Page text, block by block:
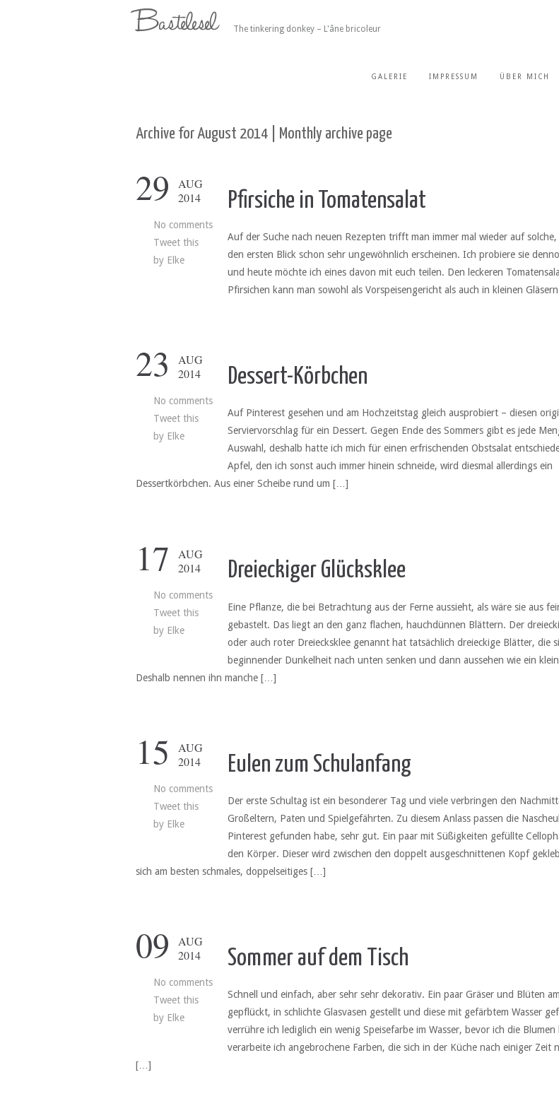
The tinkering donkey – L'âne bricoleur
GALERIE IMPRESSUM ÜBER MICH
Archive for August 2014 | Monthly archive page
29
AUG
2014
No comments
Tweet this
by Elke
Pfirsiche in Tomatensalat
Auf der Suche nach neuen Rezepten trifft man immer mal wieder auf
den ersten Blick schon sehr ungewöhnlich erscheinen. Ich probiere sie
und heute möchte ich eines davon mit euch teilen. Den leckeren
Pfirsichen kann man sowohl als Vorspeisengericht als auch in kleinen
23
AUG
2014
No comments
Tweet this
by Elke
Dessert-Körbchen
Auf Pinterest gesehen und am Hochzeitstag gleich ausprobiert – diesen
Serviervorschlag für ein Dessert. Gegen Ende des Sommers gibt es jede
Auswahl, deshalb hatte ich mich für einen erfrischenden Obstsalat
Apfel, den ich sonst auch immer hinein schneide, wird diesmal allerdings ein
Dessertkörbchen. Aus einer Scheibe rund um […]
17
AUG
2014
No comments
Tweet this
by Elke
Dreieckiger Glücksklee
Eine Pflanze, die bei Betrachtung aus der Ferne aussieht, als wäre sie aus
gebastelt. Das liegt an den ganz flachen, hauchdünnen Blättern. Der
oder auch roter Dreiecksklee genannt hat tatsächlich dreieckige Blätter, die
beginnender Dunkelheit nach unten senken und dann aussehen wie ein
Deshalb nennen ihn manche […]
15
AUG
2014
No comments
Tweet this
by Elke
Eulen zum Schulanfang
Der erste Schultag ist ein besonderer Tag und viele verbringen den
Großeltern, Paten und Spielgefährten. Zu diesem Anlass passen die
Pinterest gefunden habe, sehr gut. Ein paar mit Süßigkeiten gefüllte
den Körper. Dieser wird zwischen den doppelt ausgeschnittenen Kopf
sich am besten schmales, doppelseitiges […]
09
AUG
2014
No comments
Tweet this
by Elke
Sommer auf dem Tisch
Schnell und einfach, aber sehr sehr dekorativ. Ein paar Gräser und Blüten
gepflückt, in schlichte Glasvasen gestellt und diese mit gefärbtem Wasser
verrühre ich lediglich ein wenig Speisefarbe im Wasser, bevor ich die Blumen
verarbeite ich angebrochene Farben, die sich in der Küche nach einiger Zeit
[…]